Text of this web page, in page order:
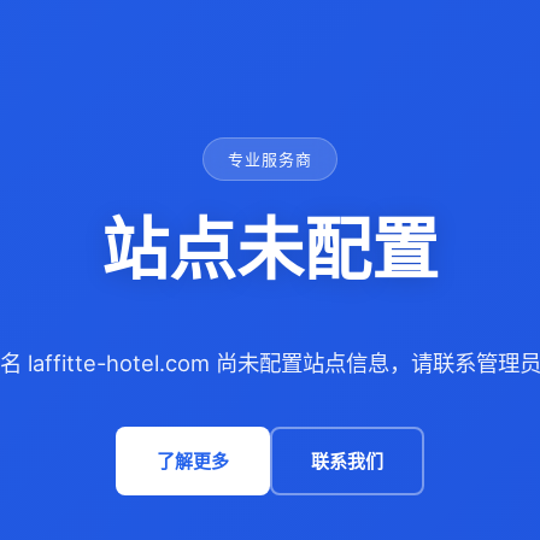
专业服务商
站点未配置
laffitte-hotel.com 尚未配置站点信息，请联系管理
了解更多 联系我们